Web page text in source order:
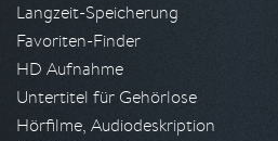
Langzeit-Speicherung
Favoriten-Finder
HD Aufnahme
Untertitel für Gehörlose
Hörfilme, Audiodeskription